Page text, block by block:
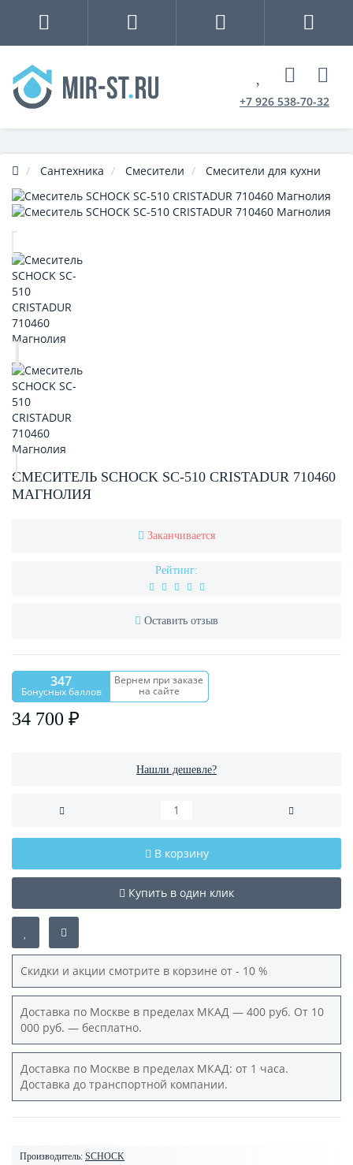
+7 926 538-70-32
Сантехника Смесители Смесители для кухни
СМЕСИТЕЛЬ SCHOCK SC-510 CRISTADUR 710460
МАГНОЛИЯ
Заканчивается
Рейтинг:
Оставить отзыв
347
Бонусных баллов
Вернем при заказе
на сайте
34 700 ₽
Нашли дешевле?
В корзину
Купить в один клик
Скидки и акции смотрите в корзине от - 10 %
Доставка по Москве в пределах МКАД — 400 руб. От 10
000 руб. — бесплатно.
Доставка по Москве в пределах МКАД: от 1 часа.
Доставка до транспортной компании.
Производитель: SCHOCK